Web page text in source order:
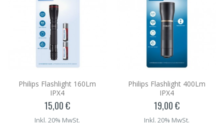
Philips Flashlight 160Lm
IPX4
15,00 €
Inkl. 20% MwSt.
Philips Flashlight 400Lm
IPX4
19,00 €
Inkl. 20% MwSt.